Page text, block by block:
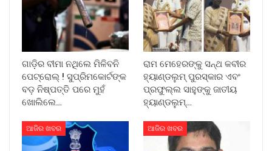
ଗାଡ଼ିର ବୀମା ନଥିଲେ ମିଳିବନି
ପେଟ୍ରୋଲ୍ ! ସୁପ୍ରିମକୋର୍ଟଙ୍କ
ବଡ଼ ନିଷ୍ପତ୍ତି ପରେ ମୁହଁ
ଖୋଲିଲେ…
ରାମ ମେହେରଙ୍କୁ ସନ୍ଥ କବୀର
ହ୍ୟାଣ୍ଡଲୁମ୍ ପୁରସ୍କାର ଏବଂ
ପ୍ରଫୁଲ୍ଲ ସାହୁଙ୍କୁ ଜାତୀୟ
ହ୍ୟାଣ୍ଡଲୁମ୍…
ଆଜିର ଖବର ଆଜିର ଖବର